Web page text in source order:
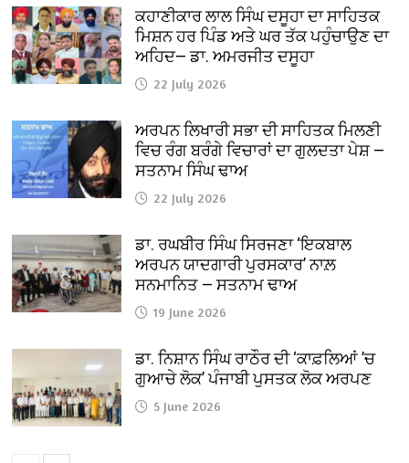
ਕਹਾਣੀਕਾਰ ਲਾਲ ਸਿੰਘ ਦਸੂਹਾ ਦਾ ਸਾਹਿਤਕ
ਮਿਸ਼ਨ ਹਰ ਪਿੰਡ ਅਤੇ ਘਰ ਤੱਕ ਪਹੁੰਚਾਉਣ ਦਾ
ਅਹਿਦ— ਡਾ. ਅਮਰਜੀਤ ਦਸੂਹਾ
22 July 2026
ਅਰਪਨ ਲਿਖਾਰੀ ਸਭਾ ਦੀ ਸਾਹਿਤਕ ਮਿਲਣੀ
ਵਿਚ ਰੰਗ ਬਰੰਗੇ ਵਿਚਾਰਾਂ ਦਾ ਗੁਲਦਤਾ ਪੇਸ਼ —
ਸਤਨਾਮ ਸਿੰਘ ਢਾਅ
22 July 2026
ਡਾ. ਰਘਬੀਰ ਸਿੰਘ ਸਿਰਜਣਾ ‘ਇਕਬਾਲ
ਅਰਪਨ ਯਾਦਗਾਰੀ ਪੁਰਸਕਾਰ’ ਨਾਲ਼
ਸਨਮਾਨਿਤ — ਸਤਨਾਮ ਢਾਅ
19 June 2026
ਡਾ. ਨਿਸ਼ਾਨ ਸਿੰਘ ਰਾਠੌਰ ਦੀ ‘ਕਾਫ਼ਲਿਆਂ ’ਚ
ਗੁਆਚੇ ਲੋਕ’ ਪੰਜਾਬੀ ਪੁਸਤਕ ਲੋਕ ਅਰਪਣ
5 June 2026